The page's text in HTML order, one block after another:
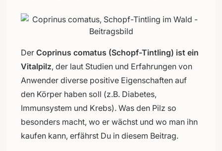
Der Coprinus comatus (Schopf-Tintling) ist ein
Vitalpilz, der laut Studien und Erfahrungen von
Anwender diverse positive Eigenschaften auf
den Körper haben soll (z.B. Diabetes,
Immunsystem und Krebs). Was den Pilz so
besonders macht, wo er wächst und wo man ihn
kaufen kann, erfährst Du in diesem Beitrag.